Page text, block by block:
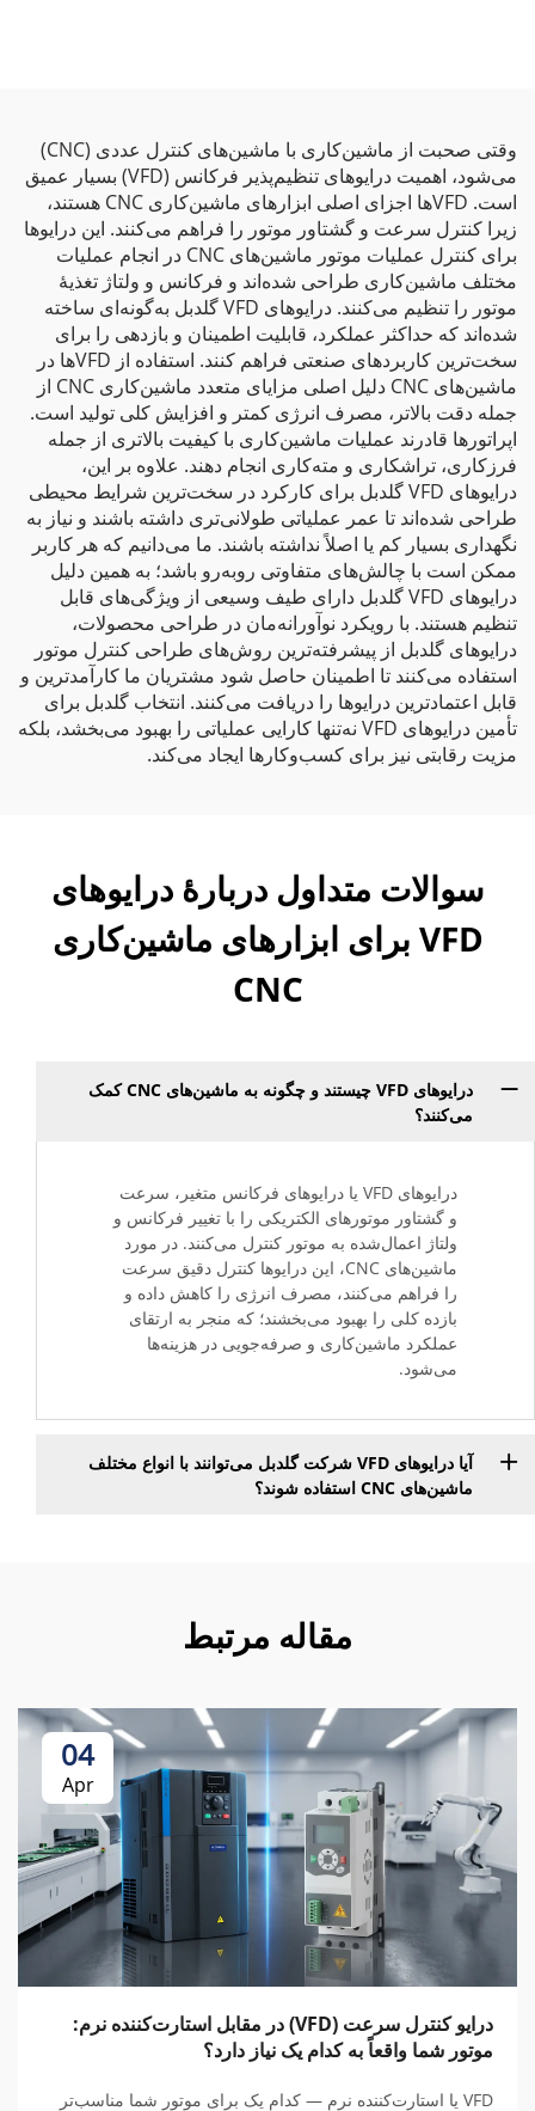
وقتی صحبت از ماشین‌کاری با ماشین‌های کنترل عددی (CNC)
می‌شود، اهمیت درایوهای تنظیم‌پذیر فرکانس (VFD) بسیار عمیق
است. VFDها اجزای اصلی ابزارهای ماشین‌کاری CNC هستند،
زیرا کنترل سرعت و گشتاور موتور را فراهم می‌کنند. این درایوها
برای کنترل عملیات موتور ماشین‌های CNC در انجام عملیات
مختلف ماشین‌کاری طراحی شده‌اند و فرکانس و ولتاژ تغذیهٔ
موتور را تنظیم می‌کنند. درایوهای VFD گلدبل به‌گونه‌ای ساخته
شده‌اند که حداکثر عملکرد، قابلیت اطمینان و بازدهی را برای
سخت‌ترین کاربردهای صنعتی فراهم کنند. استفاده از VFDها در
ماشین‌های CNC دلیل اصلی مزایای متعدد ماشین‌کاری CNC از
جمله دقت بالاتر، مصرف انرژی کمتر و افزایش کلی تولید است.
اپراتورها قادرند عملیات ماشین‌کاری با کیفیت بالاتری از جمله
فرزکاری، تراشکاری و مته‌کاری انجام دهند. علاوه بر این،
درایوهای VFD گلدبل برای کارکرد در سخت‌ترین شرایط محیطی
طراحی شده‌اند تا عمر عملیاتی طولانی‌تری داشته باشند و نیاز به
نگهداری بسیار کم یا اصلاً نداشته باشند. ما می‌دانیم که هر کاربر
ممکن است با چالش‌های متفاوتی روبه‌رو باشد؛ به همین دلیل
درایوهای VFD گلدبل دارای طیف وسیعی از ویژگی‌های قابل
تنظیم هستند. با رویکرد نوآورانه‌مان در طراحی محصولات،
درایوهای گلدبل از پیشرفته‌ترین روش‌های طراحی کنترل موتور
استفاده می‌کنند تا اطمینان حاصل شود مشتریان ما کارآمدترین و
قابل اعتمادترین درایوها را دریافت می‌کنند. انتخاب گلدبل برای
تأمین درایوهای VFD نه‌تنها کارایی عملیاتی را بهبود می‌بخشد، بلکه
مزیت رقابتی نیز برای کسب‌وکارها ایجاد می‌کند.
سوالات متداول دربارهٔ درایوهای
VFD برای ابزارهای ماشین‌کاری
CNC
درایوهای VFD چیستند و چگونه به ماشین‌های CNC کمک
می‌کنند؟
درایوهای VFD یا درایوهای فرکانس متغیر، سرعت
و گشتاور موتورهای الکتریکی را با تغییر فرکانس و
ولتاژ اعمال‌شده به موتور کنترل می‌کنند. در مورد
ماشین‌های CNC، این درایوها کنترل دقیق سرعت
را فراهم می‌کنند، مصرف انرژی را کاهش داده و
بازده کلی را بهبود می‌بخشند؛ که منجر به ارتقای
عملکرد ماشین‌کاری و صرفه‌جویی در هزینه‌ها
می‌شود.
آیا درایوهای VFD شرکت گلدبل می‌توانند با انواع مختلف
ماشین‌های CNC استفاده شوند؟
مقاله مرتبط
04
Apr
درایو کنترل سرعت (VFD) در مقابل استارت‌کننده نرم:
موتور شما واقعاً به کدام یک نیاز دارد؟
VFD یا استارت‌کننده نرم — کدام یک برای موتور شما مناسب‌تر